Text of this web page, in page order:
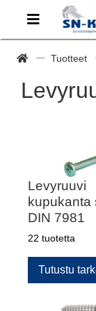
Tuotteet
Levyruuvi
kupukanta
DIN 7981
22 tuotetta
Tutustu